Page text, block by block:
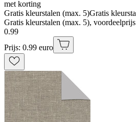
met korting
Gratis kleurstalen (max. 5)Gratis
Gratis kleurstalen (max. 5),
0.99
Prijs: 0.99 euro